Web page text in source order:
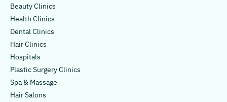
Beauty Clinics
Health Clinics
Dental Clinics
Hair Clinics
Hospitals
Plastic Surgery Clinics
Spa & Massage
Hair Salons